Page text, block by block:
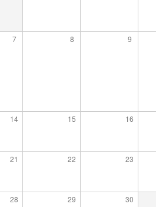
7 8 9
14 15 16
21 22 23
28 29 30